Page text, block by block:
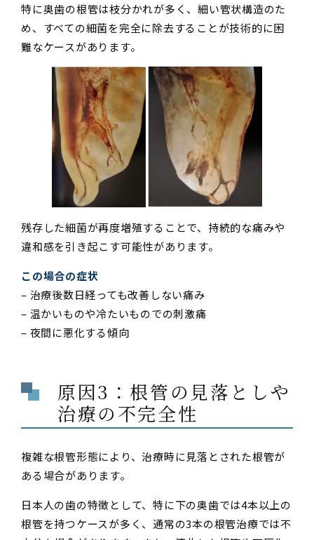
特に奥歯の根管は枝分かれが多く、細い管状構造のた
め、すべての細菌を完全に除去することが技術的に困
難なケースがあります。
残存した細菌が再度増殖することで、持続的な痛みや
違和感を引き起こす可能性があります。
この場合の症状
– 治療後数日経っても改善しない痛み
– 温かいものや冷たいものでの刺激痛
– 夜間に悪化する傾向
原因3：根管の見落としや
治療の不完全性
複雑な根管形態により、治療時に見落とされた根管が
ある場合があります。
日本人の歯の特徴として、特に下の奥歯では4本以上の
根管を持つケースが多く、通常の3本の根管治療では不